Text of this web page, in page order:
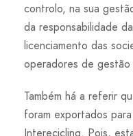
controlo, na sua
da responsabilidade
licenciamento das
operadores de
Também há a referir
foram exportados